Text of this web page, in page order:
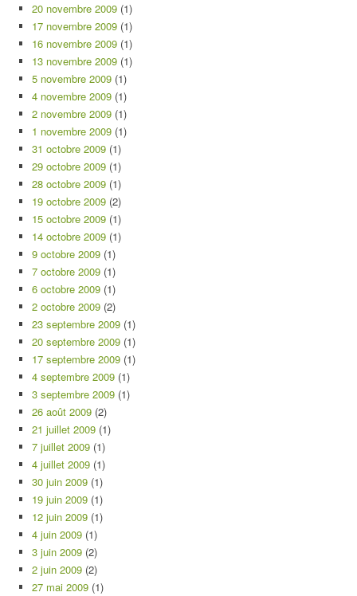
20 novembre 2009 (1)
17 novembre 2009 (1)
16 novembre 2009 (1)
13 novembre 2009 (1)
5 novembre 2009 (1)
4 novembre 2009 (1)
2 novembre 2009 (1)
1 novembre 2009 (1)
31 octobre 2009 (1)
29 octobre 2009 (1)
28 octobre 2009 (1)
19 octobre 2009 (2)
15 octobre 2009 (1)
14 octobre 2009 (1)
9 octobre 2009 (1)
7 octobre 2009 (1)
6 octobre 2009 (1)
2 octobre 2009 (2)
23 septembre 2009 (1)
20 septembre 2009 (1)
17 septembre 2009 (1)
4 septembre 2009 (1)
3 septembre 2009 (1)
26 août 2009 (2)
21 juillet 2009 (1)
7 juillet 2009 (1)
4 juillet 2009 (1)
30 juin 2009 (1)
19 juin 2009 (1)
12 juin 2009 (1)
4 juin 2009 (1)
3 juin 2009 (2)
2 juin 2009 (2)
27 mai 2009 (1)